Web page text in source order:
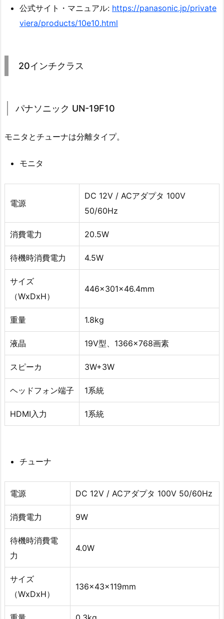
公式サイト・マニュアル: https://panasonic.jp/private
viera/products/10e10.html
20インチクラス
パナソニック UN-19F10
モニタとチューナは分離タイプ。
モニタ
電源
DC 12V / ACアダプタ 100V
50/60Hz
消費電力 20.5W
待機時消費電力 4.5W
サイズ
（WxDxH）
446x301x46.4mm
重量 1.8kg
液晶 19V型、1366×768画素
スピーカ 3W+3W
ヘッドフォン端子 1系統
HDMI入力 1系統
チューナ
電源 DC 12V / ACアダプタ 100V 50/60Hz
消費電力 9W
待機時消費電
力
4.0W
サイズ
（WxDxH）
136x43x119mm